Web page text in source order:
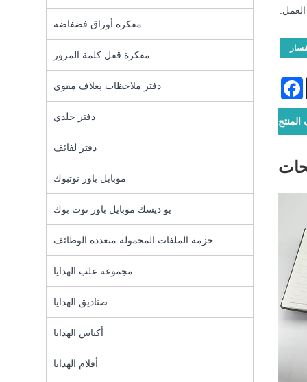
مفكرة أوراق فضفاضة
مفكرة قفل كلمة المرور
دفتر ملاحظات بغلاف مقوى
دفتر جلدي
دفتر لفائف
موبايل باور نوتبوك
يو ديسك موبايل باور نوت بوك
حزمة الملفات المحمولة متعددة الوظائف
مجموعة علب الهدايا
صناديق الهدايا
أكياس الهدايا
أقلام الهدايا
Facebook